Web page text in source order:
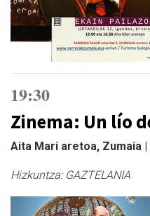
19:30
Zinema: Un lío
Aita Mari aretoa, Zumaia |
Hizkuntza: GAZTELANIA